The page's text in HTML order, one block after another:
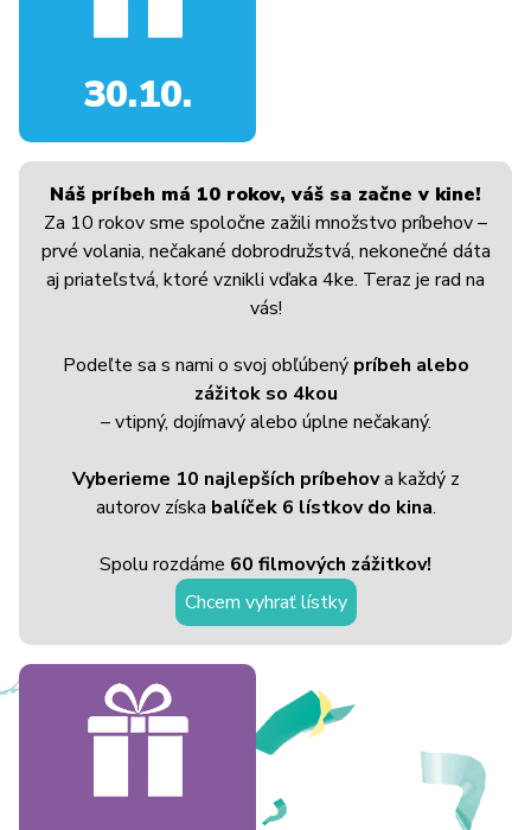
30.10.
Náš príbeh má 10 rokov, váš sa začne v kine!
Za 10 rokov sme spoločne zažili množstvo príbehov –
prvé volania, nečakané dobrodružstvá, nekonečné dáta
aj priateľstvá, ktoré vznikli vďaka 4ke. Teraz je rad na
vás!
Podeľte sa s nami o svoj obľúbený príbeh alebo
zážitok so 4kou
– vtipný, dojímavý alebo úplne nečakaný.
Vyberieme 10 najlepších príbehova každý z
autorov získa balíček 6 lístkov do kina.
Spolu rozdáme 60 filmových zážitkov!
Chcem vyhrať lístky